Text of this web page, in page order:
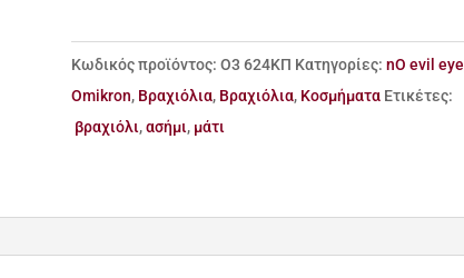
925
μάτι
ποσότητα
Κωδικός προϊόντος:Ο3 624ΚΠ Κατηγορίες:nO evil eye
Omikron, Βραχιόλια, Βραχιόλια, Κοσμήματα Ετικέτες:
βραχιόλι,ασήμι, μάτι